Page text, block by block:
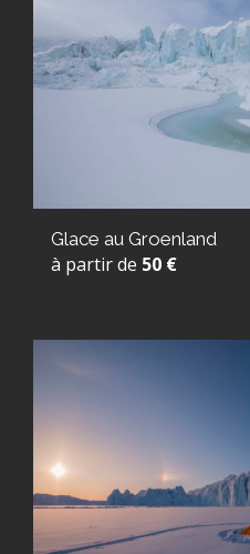
Glace au Groenland
à partir de 50 €